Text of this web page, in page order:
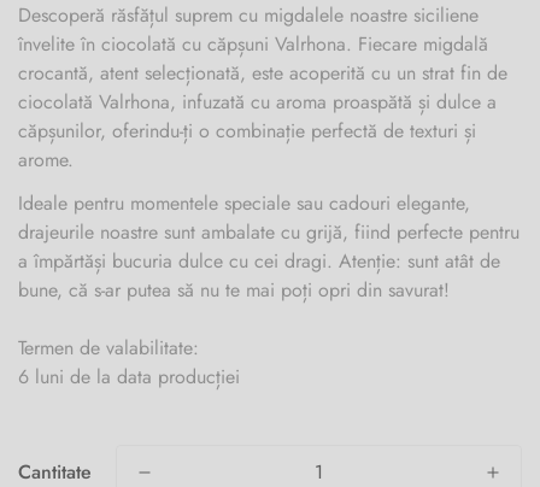
Descoperă răsfățul suprem cu migdalele noastre siciliene
învelite în ciocolată cu căpșuni Valrhona. Fiecare migdală
crocantă, atent selecționată, este acoperită cu un strat fin de
ciocolată Valrhona, infuzată cu aroma proaspătă și dulce a
căpșunilor, oferindu-ți o combinație perfectă de texturi și
arome.
Ideale pentru momentele speciale sau cadouri elegante,
drajeurile noastre sunt ambalate cu grijă, fiind perfecte pentru
a împărtăși bucuria dulce cu cei dragi. Atenție: sunt atât de
bune, că s-ar putea să nu te mai poți opri din savurat!
Termen de valabilitate:
6 luni de la data producției
Cantitate